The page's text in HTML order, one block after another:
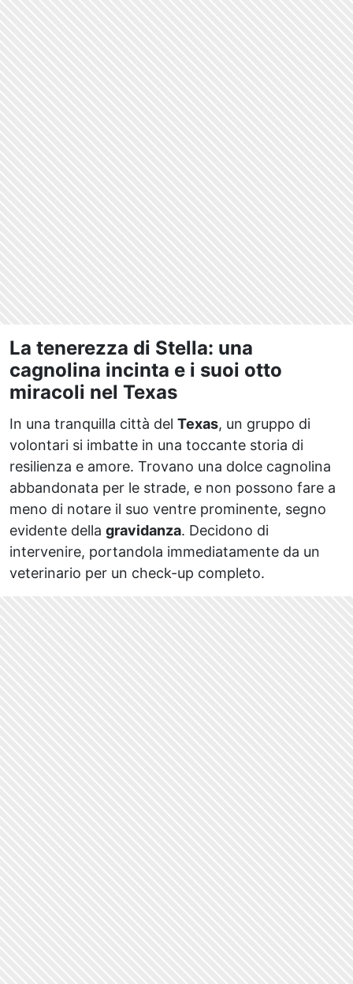
La tenerezza di Stella: una
cagnolina incinta e i suoi otto
miracoli nel Texas
In una tranquilla città del Texas, un gruppo di
volontari si imbatte in una toccante storia di
resilienza e amore. Trovano una dolce cagnolina
abbandonata per le strade, e non possono fare a
meno di notare il suo ventre prominente, segno
evidente della gravidanza. Decidono di
intervenire, portandola immediatamente da un
veterinario per un check-up completo.